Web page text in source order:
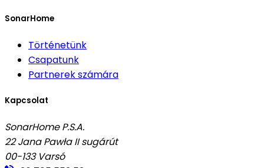
SonarHome
Történetünk
Csapatunk
Partnerek számára
Kapcsolat
SonarHome P.S.A.
22 Jana Pawła II sugárút
00-133 Varsó